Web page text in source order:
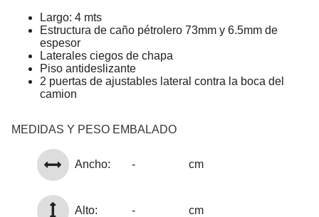
Largo: 4 mts
Estructura de caño pétrolero 73mm y 6.5mm de
espesor
Laterales ciegos de chapa
Piso antideslizante
2 puertas de ajustables lateral contra la boca del
camion
MEDIDAS Y PESO EMBALADO
Ancho: - cm
Alto: - cm